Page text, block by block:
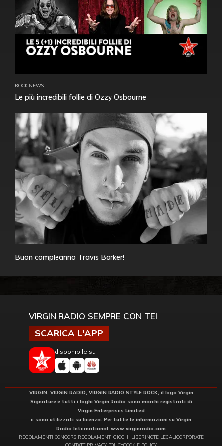
ROCK NEWS
Le più incredibili follie di Ozzy Osbourne
Buon compleanno Travis Barker!
VIRGIN RADIO SEMPRE CON TE!
SCARICA L'APP
disponibile su
VIRGIN, VIRGIN RADIO, VIRGIN RADIO STYLE ROCK, il logo Virgin
Signature e tutti i loghi Virgin Radio sono marchi registrati di
Virgin Enterprises Limited
e sono utilizzati su licenza. Per tutte le informazioni su Virgin
Radio International: www.virginradio.com
REGOLAMENTI CONCORSIREGOLAMENTI GIOCHI LIBERINOTE LEGALICORPORATE
CONTATTIPRIVACY POLICYCOOKIE POLICY